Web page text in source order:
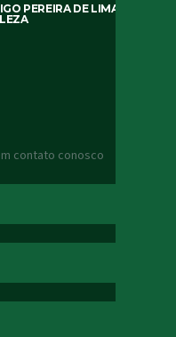
PEREIRA DE LIMA
contato conosco